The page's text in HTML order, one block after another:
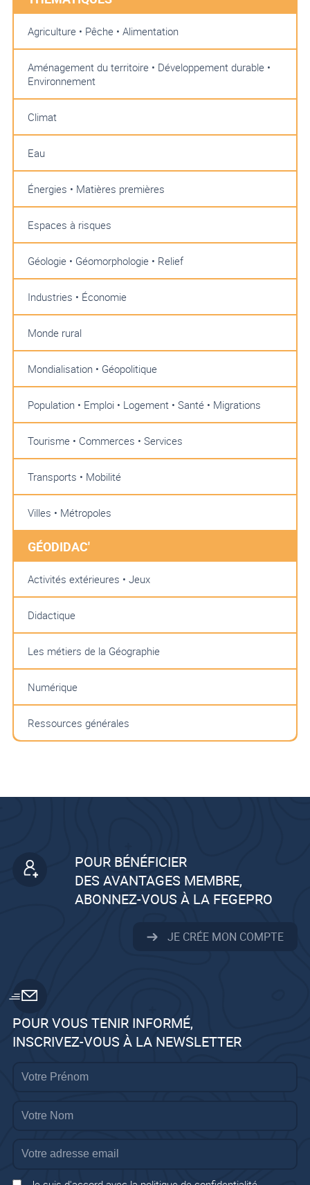
Agriculture • Pêche • Alimentation
Aménagement du territoire • Développement durable •
Environnement
Climat
Eau
Énergies • Matières premières
Espaces à risques
Géologie • Géomorphologie • Relief
Industries • Économie
Monde rural
Mondialisation • Géopolitique
Population • Emploi • Logement • Santé • Migrations
Tourisme • Commerces • Services
Transports • Mobilité
Villes • Métropoles
GÉODIDAC'
Activités extérieures • Jeux
Didactique
Les métiers de la Géographie
Numérique
Ressources générales
POUR BÉNÉFICIER
DES AVANTAGES MEMBRE,
ABONNEZ-VOUS À LA FEGEPRO
JE CRÉE MON COMPTE
POUR VOUS TENIR INFORMÉ,
INSCRIVEZ-VOUS À LA NEWSLETTER